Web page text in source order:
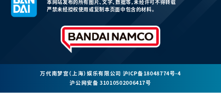
本网站发布的所有图片、文字、数据等，未经许可不得转载
严禁未经授权使用或复制本页面中包含的材料。
万代南梦宫（上海）娱乐有限公司 沪ICP备18048774号-4
沪公网安备 31010502006417号